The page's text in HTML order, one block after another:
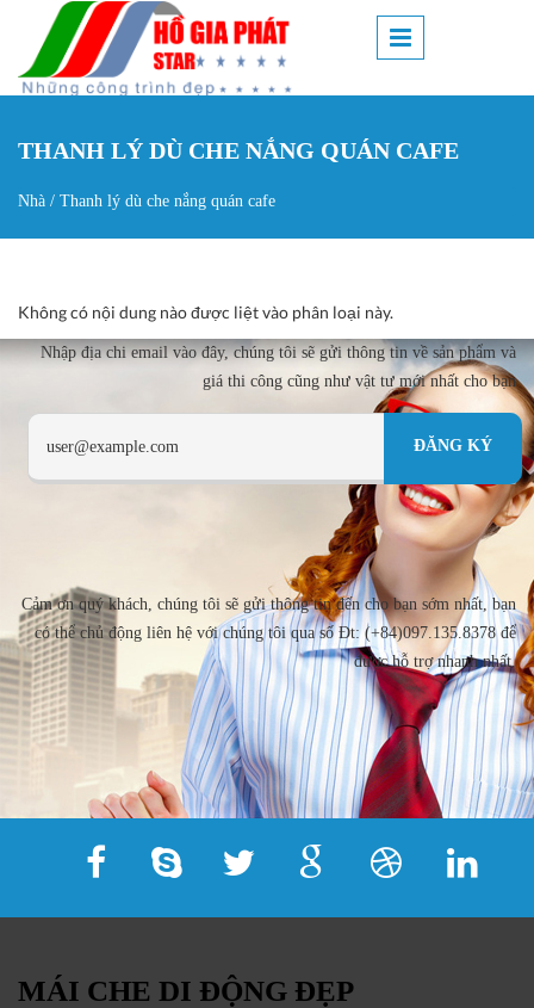
Nhảy đến nội dung
THANH LÝ DÙ CHE NẮNG QUÁN CAFE
Nhà / Thanh lý dù che nắng quán cafe
Không có nội dung nào được liệt vào phân loại này.
Nhập địa chi email vào đây, chúng tôi sẽ gửi thông tin về sản phẩm và
giá thi công cũng như vật tư mới nhất cho bạn
Cảm ơn quý khách, chúng tôi sẽ gửi thông tin đến cho bạn sớm nhất, bạn
có thể chủ động liên hệ với chúng tôi qua số Đt: (+84)097.135.8378 để
được hỗ trợ nhanh nhất.
MÁI CHE DI ĐỘNG ĐẸP